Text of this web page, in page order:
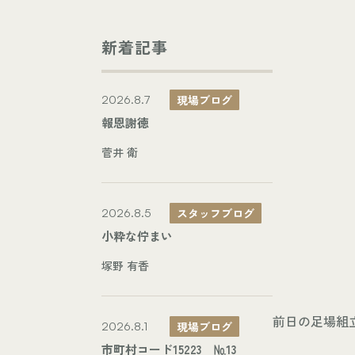
新着記事
2026.8.7 現場ブログ
報恩謝徳
菅井 衛
2026.8.5 スタッフブログ
小粋な佇まい
塚野 有香
2026.8.1 現場ブログ
市町村コード15223 №13
前日の足場組